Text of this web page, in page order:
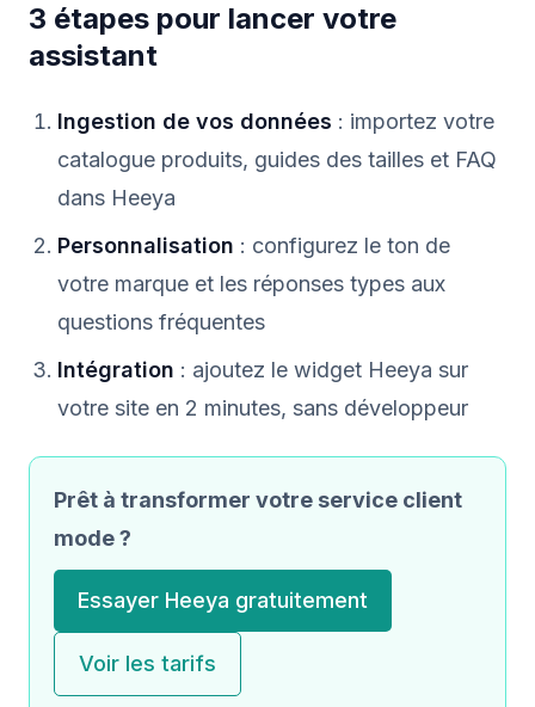
3 étapes pour lancer votre
assistant
Ingestion de vos données : importez votre
catalogue produits, guides des tailles et FAQ
dans Heeya
Personnalisation : configurez le ton de
votre marque et les réponses types aux
questions fréquentes
Intégration : ajoutez le widget Heeya sur
votre site en 2 minutes, sans développeur
Prêt à transformer votre service client
mode ?
Essayer Heeya gratuitement
Voir les tarifs